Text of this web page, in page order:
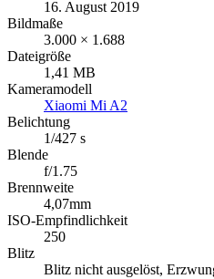
16. August 2019
Bildmaße
3.000 × 1.688
Dateigröße
1,41 MB
Kameramodell
Xiaomi Mi A2
Belichtung
1/427 s
Blende
f/1.75
Brennweite
4,07mm
ISO-Empfindlichkeit
250
Blitz
Blitz nicht ausgelöst,